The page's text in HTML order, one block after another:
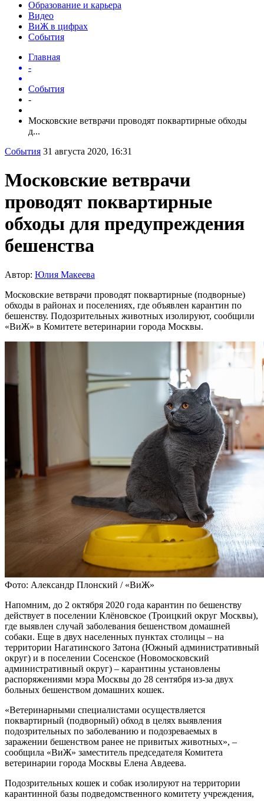
Образование и карьера
Видео
ВиЖ в цифрах
События
Главная
-
События
-
Московские ветврачи проводят поквартирные обходы
д...
События 31 августа 2020, 16:31
Московские ветврачи
проводят поквартирные
обходы для предупреждения
бешенства
Автор: Юлия Макеева
Московские ветврачи проводят поквартирные (подворные)
обходы в районах и поселениях, где объявлен карантин по
бешенству. Подозрительных животных изолируют, сообщили
«ВиЖ» в Комитете ветеринарии города Москвы.
Фото: Александр Плонский / «ВиЖ»
Напомним, до 2 октября 2020 года карантин по бешенству
действует в поселении Клёновское (Троицкий округ Москвы),
где выявлен случай заболевания бешенством домашней
собаки. Еще в двух населенных пунктах столицы – на
территории Нагатинского Затона (Южный административный
округ) и в поселении Сосенское (Новомосковский
административный округ) – карантины установлены
распоряжениями мэра Москвы до 28 сентября из-за двух
больных бешенством домашних кошек.
«Ветеринарными специалистами осуществляется
поквартирный (подворный) обход в целях выявления
подозрительных по заболеванию и подозреваемых в
заражении бешенством ранее не привитых животных», –
сообщила «ВиЖ» заместитель председателя Комитета
ветеринарии города Москвы Елена Авдеева.
Подозрительных кошек и собак изолируют на территории
карантинной базы подведомственного комитету учреждения,